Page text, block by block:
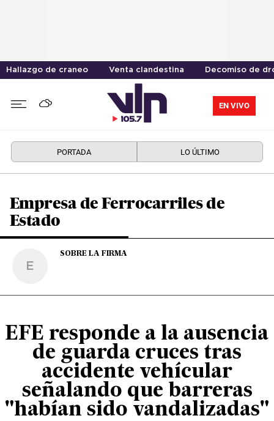
Hallazgo de craneo Venta clandestina Decomiso de
EN VIVO
PORTADA LO ÚLTIMO
Empresa de Ferrocarriles de
Estado
E
SOBRE LA FIRMA
EFE responde a la ausencia
de guarda cruces tras
accidente vehícular
señalando que barreras
"habían sido vandalizadas"